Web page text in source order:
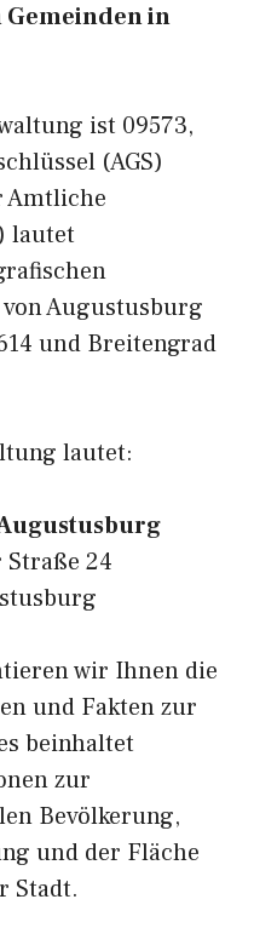
in
ist 09573,
(AGS)
Amtliche
lautet
Augustusburg
und Breitengrad
lautet:
24
wir Ihnen die
und Fakten zur
beinhaltet
zur
Bevölkerung,
und der Fläche
Stadt.